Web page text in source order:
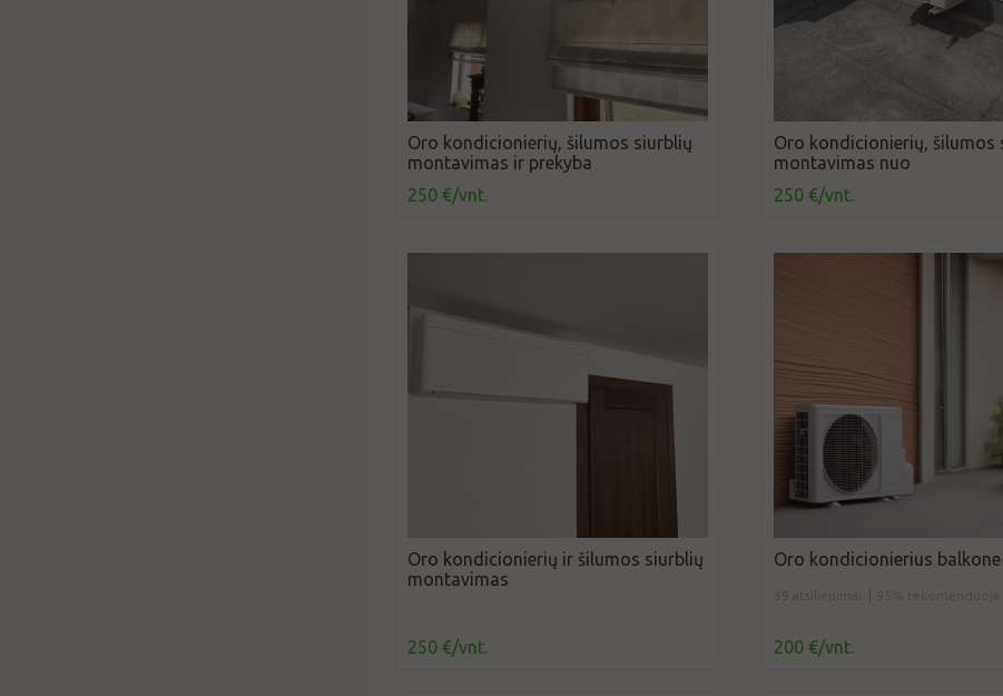
Oro kondicionierių, šilumos siurblių
montavimas ir prekyba
250 €/vnt.
Oro kondicionierių, šilumos
montavimas nuo
250 €/vnt.
Oro kondicionierių ir šilumos siurblių
montavimas
250 €/vnt.
Oro kondicionierius balkone
200 €/vnt.